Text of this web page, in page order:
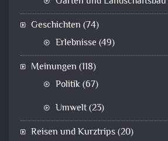
Geschichten (74)
Erlebnisse (49)
Meinungen (118)
Politik(67)
Umwelt(23)
Reisen und Kurztrips(20)